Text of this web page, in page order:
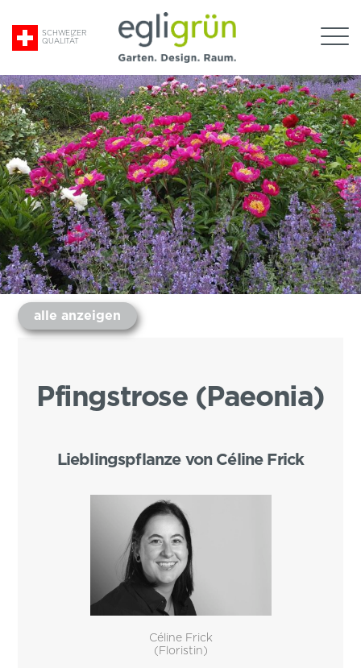
SCHWEIZER
QUALITÄT
Grün
AG
alle anzeigen
Pfingstrose (Paeonia)
Lieblingspflanze von Céline Frick
Céline Frick
(Floristin)